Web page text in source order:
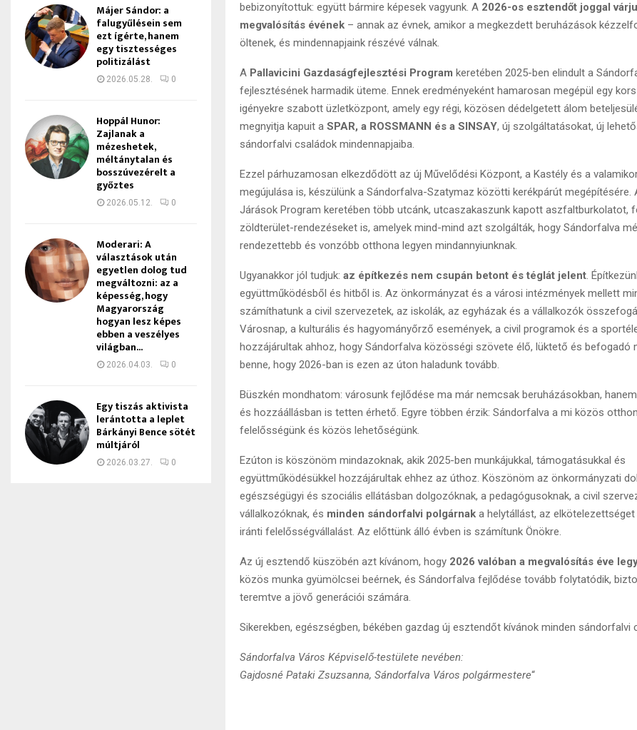
bebizonyítottuk: együtt bármire képesek vagyunk. A 2026-os esztendőt joggal
megvalósítás évének – annak az évnek, amikor a megkezdett beruházások
öltenek, és mindennapjaink részévé válnak.
A Pallavicini Gazdaságfejlesztési Program keretében 2025-ben elindult a
fejlesztésének harmadik üteme. Ennek eredményeként hamarosan megépül egy
igényekre szabott üzletközpont, amely egy régi, közösen dédelgetett álom
megnyitja kapuit aSPAR, a ROSSMANN és a SINSAY, új szolgáltatásokat, új
sándorfalvi családok mindennapjaiba.
Ezzel párhuzamosan elkezdődött az új Művelődési Központ, a Kastély és a
megújulása is, készülünk a Sándorfalva-Szatymaz közötti kerékpárút megépítésére.
Járások Program keretében több utcánk, utcaszakaszunk kapott aszfaltburkolatot,
zöldterület-rendezéseket is, amelyek mind-mind azt szolgálták, hogy Sándorfalva
rendezettebb és vonzóbb otthona legyen mindannyiunknak.
Ugyanakkor jól tudjuk:az építkezés nem csupán betont és téglát jelent.
együttműködésből és hitből is. Az önkormányzat és a városi intézmények mellett
számíthatunk a civil szervezetek, az iskolák, az egyházak és a vállalkozók
Városnap, a kulturális és hagyományőrző események, a civil programok és a
hozzájárultak ahhoz, hogy Sándorfalva közösségi szövete élő, lüktető és befogadó
benne, hogy 2026-ban is ezen az úton haladunk tovább.
Büszkén mondhatom: városunk fejlődése ma már nemcsak beruházásokban,
és hozzáállásban is tetten érhető. Egyre többen érzik: Sándorfalva a mi közös
felelősségünk és közös lehetőségünk.
Ezúton is köszönöm mindazoknak, akik 2025-ben munkájukkal, támogatásukkal és
együttműködésükkel hozzájárultak ehhez az úthoz. Köszönöm az önkormányzati
egészségügyi és szociális ellátásban dolgozóknak, a pedagógusoknak, a civil
vállalkozóknak, és minden sándorfalvi polgárnak a helytállást, az
iránti felelősségvállalást. Az előttünk álló évben is számítunk Önökre.
Az új esztendő küszöbén azt kívánom, hogy 2026 valóban a megvalósítás éve
közös munka gyümölcsei beérnek, és Sándorfalva fejlődése tovább folytatódik,
teremtve a jövő generációi számára.
Sikerekben, egészségben, békében gazdag új esztendőt kívánok minden sándorfalvi
Sándorfalva Város Képviselő-testülete nevében:
Gajdosné Pataki Zsuzsanna, Sándorfalva Város polgármestere“
Májer Sándor: a
falugyűlésein sem
ezt ígérte, hanem
egy tisztességes
politizálást
2026.05.28. 0
Hoppál Hunor:
Zajlanak a
mézeshetek,
méltánytalan és
bosszúvezérelt a
győztes
2026.05.12. 0
Moderari: A
választások után
egyetlen dolog tud
megváltozni: az a
képesség, hogy
Magyarország
hogyan lesz képes
ebben a veszélyes
világban...
2026.04.03. 0
Egy tiszás aktivista
lerántotta a leplet
Bárkányi Bence sötét
múltjáról
2026.03.27. 0